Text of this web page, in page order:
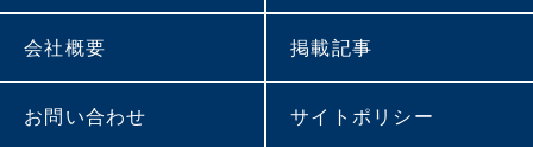
会社概要 掲載記事
お問い合わせ サイトポリシー